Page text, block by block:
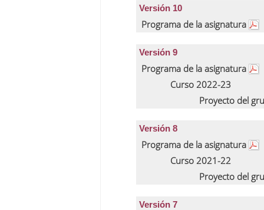
Versión 10
Programa de la asignatura
Versión 9
Programa de la asignatura
Curso 2022-23
Proyecto del
Versión 8
Programa de la asignatura
Curso 2021-22
Proyecto del
Versión 7